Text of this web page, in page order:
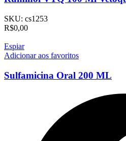
SKU: cs1253
R$0,00
Espiar
Adicionar aos favoritos
Sulfamicina Oral 200 ML